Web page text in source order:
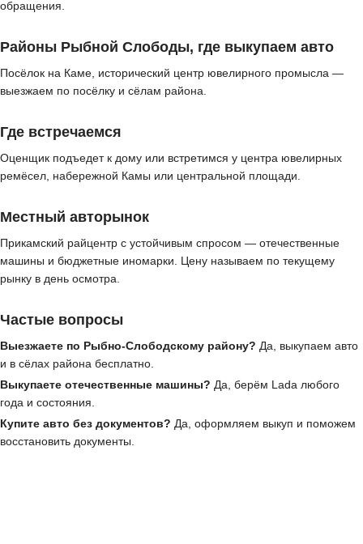
обращения.
Районы Рыбной Слободы, где выкупаем авто
Посёлок на Каме, исторический центр ювелирного промысла —
выезжаем по посёлку и сёлам района.
Где встречаемся
Оценщик подъедет к дому или встретимся у центра ювелирных
ремёсел, набережной Камы или центральной площади.
Местный авторынок
Прикамский райцентр с устойчивым спросом — отечественные
машины и бюджетные иномарки. Цену называем по текущему
рынку в день осмотра.
Частые вопросы
Выезжаете по Рыбно-Слободскому району? Да, выкупаем авто
и в сёлах района бесплатно.
Выкупаете отечественные машины? Да, берём Lada любого
года и состояния.
Купите авто без документов? Да, оформляем выкуп и поможем
восстановить документы.